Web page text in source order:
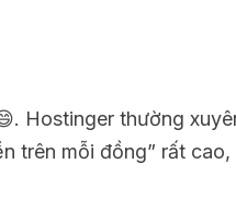
Hostinger thường
trên mỗi đồng” rất